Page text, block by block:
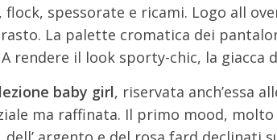
flock, spessorate e ricami. Logo all
La palette cromatica dei
rendere il look sporty-chic, la giacca
baby girl, riservata anch’essa
ma raffinata. Il primo mood,